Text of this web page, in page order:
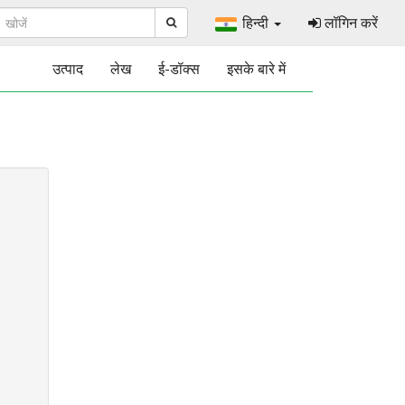
हिन्दी लॉगिन करें
उत्पाद लेख ई-डॉक्स इसके बारे में